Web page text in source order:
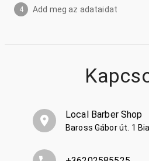
4 Add meg az adataidat
Local Barber Shop
Baross Gábor út. 1